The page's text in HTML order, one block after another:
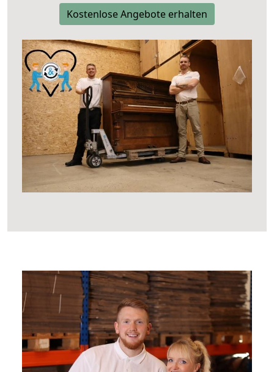
Kostenlose Angebote erhalten